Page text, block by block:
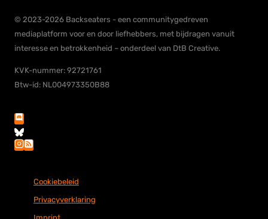
© 2023-2026 Backseaters - een communitygedreven
mediaplatform voor en door liefhebbers, met bijdragen vanuit
interesse en betrokkenheid – onderdeel van DtB Creative.
KVK-nummer: 92721761
Btw-id: NL004973350B88
Cookiebeleid
Privacyverklaring